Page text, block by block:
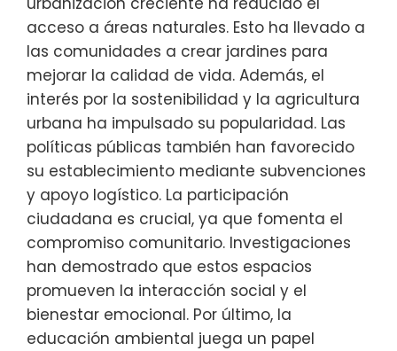
acceso a áreas naturales. Esto ha llevado a
las comunidades a crear jardines para
mejorar la calidad de vida. Además, el
interés por la sostenibilidad y la agricultura
urbana ha impulsado su popularidad. Las
políticas públicas también han favorecido
su establecimiento mediante subvenciones
y apoyo logístico. La participación
ciudadana es crucial, ya que fomenta el
compromiso comunitario. Investigaciones
han demostrado que estos espacios
promueven la interacción social y el
bienestar emocional. Por último, la
educación ambiental juega un papel